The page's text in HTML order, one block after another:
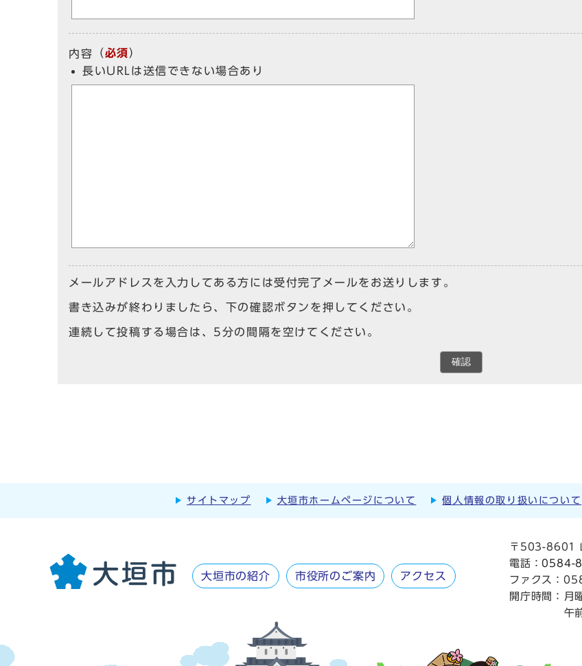
内容 （必須）
長いURLは送信できない場合あり
メールアドレスを入力してある方には受付完了メールをお送りします。
書き込みが終わりましたら、下の確認ボタンを押してください。
連続して投稿する場合は、5分の間隔を空けてください。
確認
サイトマップ 大垣市ホームページについて 個人情報の取り扱いについて
大垣市の紹介 市役所のご案内 アクセス
〒503-8601
電話：0584-
ファクス：
開庁時間：
月
午